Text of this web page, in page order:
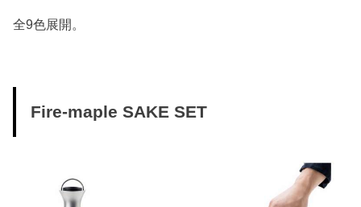
全9色展開。
Fire-maple SAKE SET